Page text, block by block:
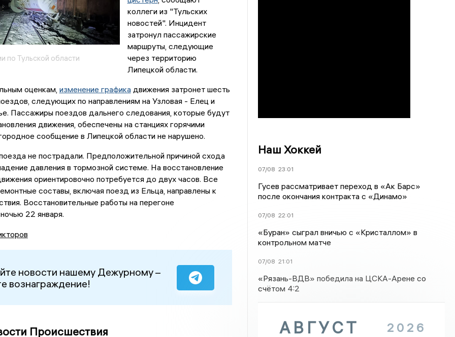
Тульской области
коллеги из "Тульских
новостей". Инцидент
затронул пассажирские
маршруты, следующие
через территорию
Липецкой области.
оценкам, изменение графикадвижения затронет шесть
следующих по направлениям на Узловая - Елец и
Пассажиры поездов дальнего следования, которые будут
движения, обеспечены на станциях горячими
сообщение в Липецкой области не нарушено.
не пострадали. Предположительной причиной схода
давления в тормозной системе. На восстановление
ориентировочно потребуется до двух часов. Все
составы, включая поезд из Ельца, направлены к
Восстановительные работы на перегоне
22 января.
новости нашему Дежурному –
вознаграждение!
Происшествия
Наш Хоккей
07/08 23:01
Гусев рассматривает переход в «Ак Барс»
после окончания контракта с «Динамо»
07/08 22:01
«Буран» сыграл вничью с «Кристаллом» в
контрольном матче
07/08 21:01
«Рязань-ВДВ» победила на ЦСКА-Арене со
счётом 4:2
АВГУСТ 2026